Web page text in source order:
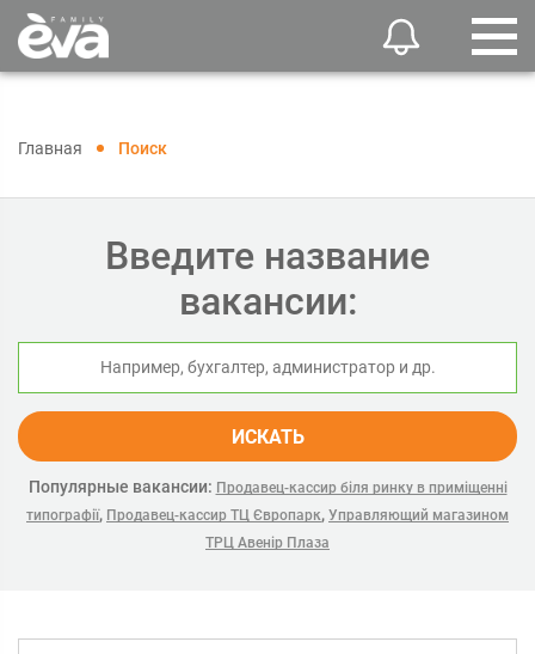
Главная Поиск
Введите название
вакансии:
ИСКАТЬ
Популярные вакансии: Продавец-кассир біля ринку в приміщенні
типографії, Продавец-кассир ТЦ Європарк, Управляющий магазином
ТРЦ Авенір Плаза